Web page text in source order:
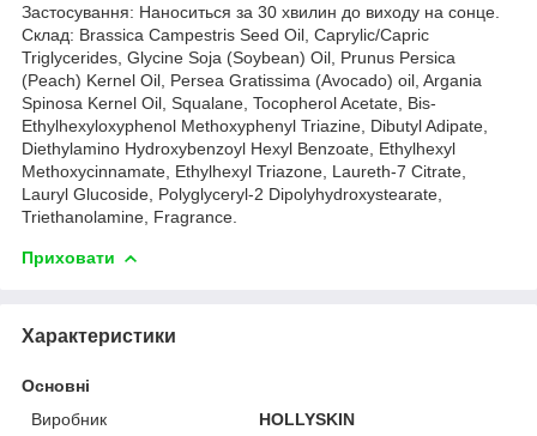
Застосування: Наноситься за 30 хвилин до виходу на сонце.
Склад: Brassica Campestris Seed Oil, Caprylic/Capric
Triglycerides, Glycine Soja (Soybean) Oil, Prunus Persica
(Peach) Kernel Oil, Persea Gratissima (Avocado) oil, Argania
Spinosa Kernel Oil, Squalane, Tocopherol Acetate, Bis-
Ethylhexyloxyphenol Methoxyphenyl Triazine, Dibutyl Adipate,
Diethylamino Hydroxybenzoyl Hexyl Benzoate, Ethylhexyl
Methoxycinnamate, Ethylhexyl Triazone, Laureth-7 Citrate,
Lauryl Glucoside, Polyglyceryl-2 Dipolyhydroxystearate,
Triethanolamine, Fragrance.
Приховати
Характеристики
Основні
Виробник
HOLLYSKIN